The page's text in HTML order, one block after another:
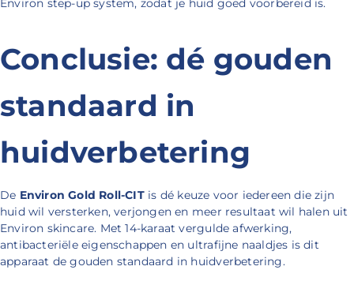
Environ step-up system, zodat je huid goed voorbereid is.
Conclusie: dé gouden
standaard in
huidverbetering
De Environ Gold Roll-CITis dé keuze voor iedereen die zijn
huid wil versterken, verjongen en meer resultaat wil halen uit
Environ skincare. Met 14-karaat vergulde afwerking,
antibacteriële eigenschappen en ultrafijne naaldjes is dit
apparaat de gouden standaard in huidverbetering.